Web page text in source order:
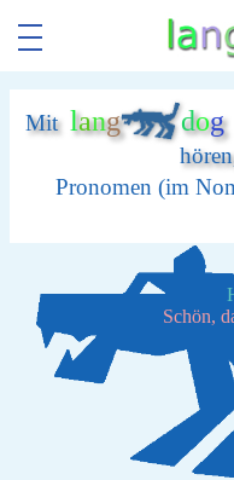
Mit lang dog
Pronomen (im
Schön,